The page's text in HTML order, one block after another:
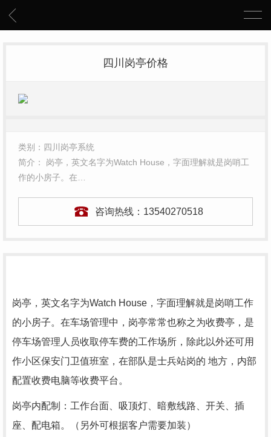
四川岗亭价格
类别：四川岗亭系统
简介： 岗亭，英文名字为Watch House，字面理解就是岗哨工
作的小房子。在…
咨询热线： 13540270518
岗亭，英文名字为Watch House，字面理解就是岗哨工作
的小房子。在车场管理中，岗亭常常也称之为收费亭，是
停车场管理人员收取停车费的工作场所，除此以外还可用
作小区保安门卫值班室，在部队是士兵站岗的 地方，内部
配置收费电脑等收费平台。
岗亭内配制：工作台面、吸顶灯、暗敷线路、开关、插
座、配电箱。（另外可根据客户需要加装）